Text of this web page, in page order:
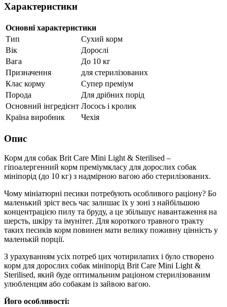
Характеристики
Основні характеристики
Тип
Сухий корм
Вік
Дорослі
Вага
До 10 кг
Призначення
для стерилізованих
Клас корму
Супер преміум
Порода
Для дрібних порід
Основний інгредієнт Лосось і кролик
Країна виробник
Чехія
Опис
Корм для собак Brit Care Mini Light & Sterilised –
гіпоалергенний корм преміумкласу для дорослих собак
мініпорід (до 10 кг) з надмірною вагою або стерилізованих.
Чому мініатюрні песики потребують особливого раціону? Бо
маленький зріст весь час залишає їх у зоні з найбільшою
концентрацією пилу та бруду, а це збільшує навантаження на
шерсть, шкіру та імунітет. Для короткого травного тракту
таких песиків корм повинен мати велику поживну цінність у
маленькій порції.
З урахуванням усіх потреб цих чотирилапих і було створено
корм для дорослих собак мініпорід Brit Care Mini Light &
Sterilised, який буде оптимальним раціоном стерилізованим
улюбленцям або собакам із зайвою вагою.
Його особливості: